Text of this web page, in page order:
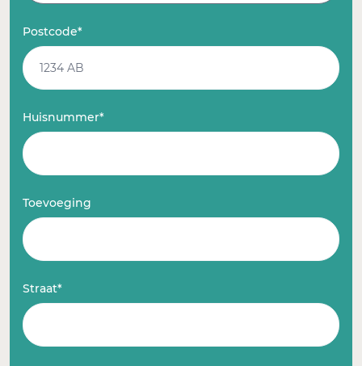
Postcode*
Huisnummer*
Toevoeging
Straat*